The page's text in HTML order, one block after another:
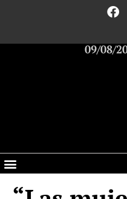
09/08/